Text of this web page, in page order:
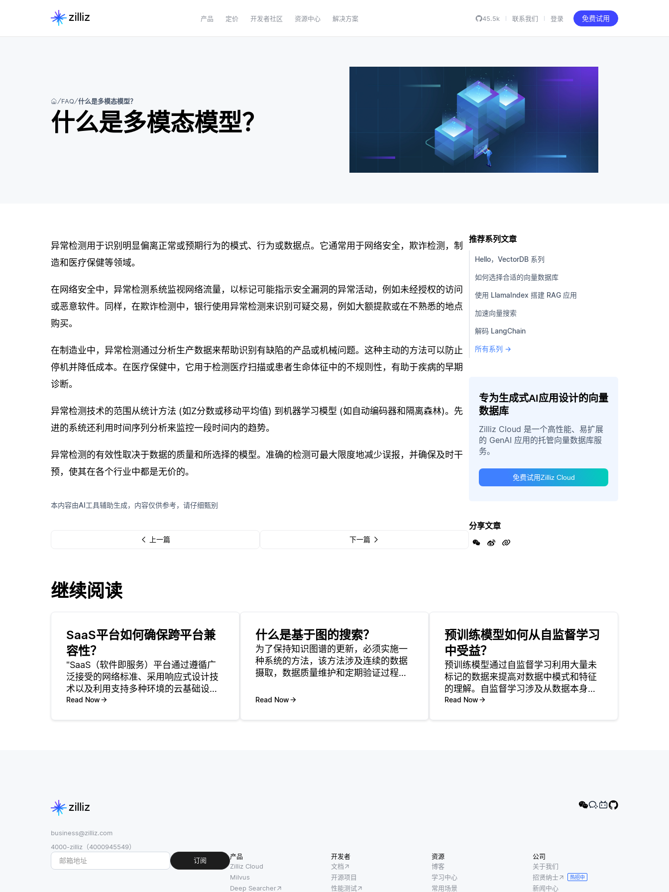
产品 定价 开发者社区 资源中心 解决方案 45.5k 联系我们 登录 免费试用
FAQ 什么是多模态模型？
什么是多模态模型？
异常检测用于识别明显偏离正常或预期行为的模式、行为或数据点。它通常用于网络安全，欺诈检测，制
造和医疗保健等领域。
在网络安全中，异常检测系统监视网络流量，以标记可能指示安全漏洞的异常活动，例如未经授权的访问
或恶意软件。同样，在欺诈检测中，银行使用异常检测来识别可疑交易，例如大额提款或在不熟悉的地点
购买。
在制造业中，异常检测通过分析生产数据来帮助识别有缺陷的产品或机械问题。这种主动的方法可以防止
停机并降低成本。在医疗保健中，它用于检测医疗扫描或患者生命体征中的不规则性，有助于疾病的早期
诊断。
异常检测技术的范围从统计方法 (如Z分数或移动平均值) 到机器学习模型 (如自动编码器和隔离森林)。先
进的系统还利用时间序列分析来监控一段时间内的趋势。
异常检测的有效性取决于数据的质量和所选择的模型。准确的检测可最大限度地减少误报，并确保及时干
预，使其在各个行业中都是无价的。
本内容由AI工具辅助生成，内容仅供参考，请仔细甄别
上一篇 下一篇
推荐系列文章
Hello，VectorDB 系列
如何选择合适的向量数据库
使用 LlamaIndex 搭建 RAG 应用
加速向量搜索
解码 LangChain
所有系列 →
专为生成式AI应用设计的向量
数据库
Zilliz Cloud 是一个高性能、易扩展
的 GenAI 应用的托管向量数据库服
务。
免费试用Zilliz Cloud
分享文章
继续阅读
SaaS平台如何确保跨平台兼
容性？
"SaaS（软件即服务）平台通过遵循广
泛接受的网络标准、采用响应式设计技
术以及利用支持多种环境的云基础设施
来确保跨平台兼容性。通过使用标准的
Read Now
什么是基于图的搜索？
为了保持知识图谱的更新，必须实施一
种系统的方法，该方法涉及连续的数据
摄取，数据质量维护和定期验证过程。
成以及监视外部数据集的更改来实现。
Read Now
预训练模型如何从自监督学习
中受益？
预训练模型通过自监督学习利用大量未
标记的数据来提高对数据中模式和特征
的理解。自监督学习涉及从数据本身创
建标签，这使得模型可以在没有大量手
Read Now
business@zilliz.com
4000-zilliz（4000945549）
订阅
产品
Zilliz Cloud
Milvus
Deep Searcher
开发者
文档
开源项目
性能测试
资源
博客
学习中心
常用场景
公司
关于我们
招贤纳士
热招中
新闻中心